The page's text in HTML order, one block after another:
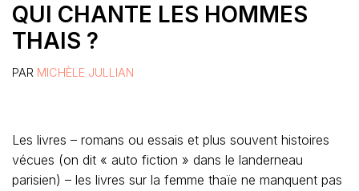
QUI CHANTE LES HOMMES
THAIS ?
PAR MICHÈLE JULLIAN
Les livres – romans ou essais et plus souvent histoires
vécues (on dit « auto fiction » dans le landerneau
parisien) – les livres sur la femme thaïe ne manquent pas